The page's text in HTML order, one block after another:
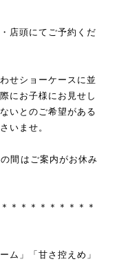
店頭にてご予約くだ
せショーケースに並
にお子様にお見せし
いとのご希望がある
いませ。
間はご案内がお休み
＊＊＊＊＊＊＊＊＊
ム」「甘さ控えめ」